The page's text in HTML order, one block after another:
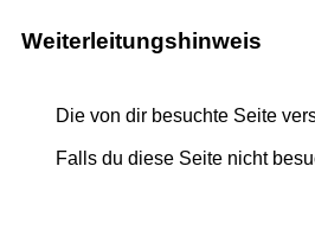
Weiterleitungshinweis
Die von dir besuchte Seite
Falls du diese Seite nicht